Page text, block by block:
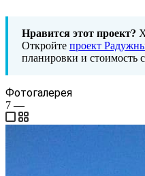
Нравится этот проект?
Откройте проект
планировки и стоимость
Фотогалерея
7 —